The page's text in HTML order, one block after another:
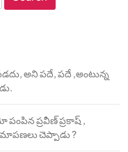
అని పదే, పదే ,అంటున్న
ప్రవీణ్ ప్రకాష్ ,
చెప్పాడు ?